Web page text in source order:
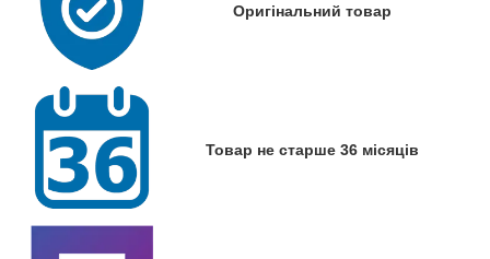
Оригінальний товар
Товар не старше 36 місяців